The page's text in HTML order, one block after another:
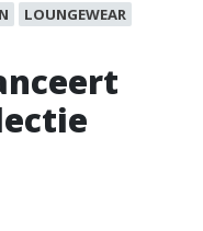
LOUNGEWEAR